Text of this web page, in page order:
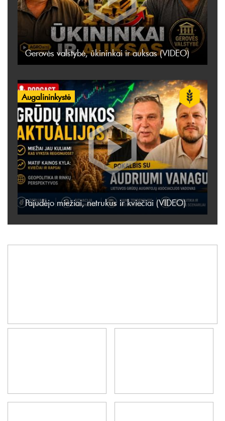
Gerovės valstybė, ūkininkai ir auksas (VIDEO)
Augalininkystė
Pajudėjo miežiai, netrukus ir kviečiai (VIDEO)